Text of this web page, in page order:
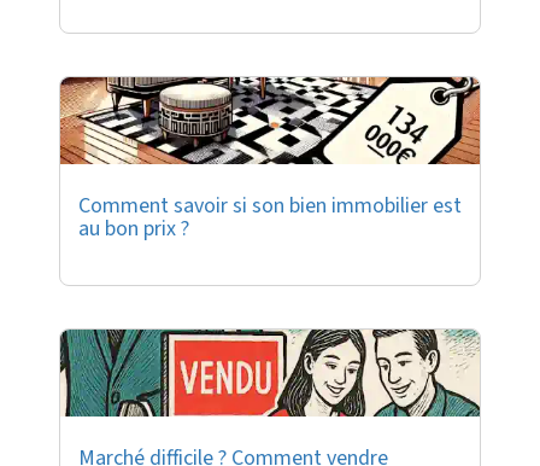
Comment savoir si son bien immobilier est
au bon prix ?
Marché difficile ? Comment vendre